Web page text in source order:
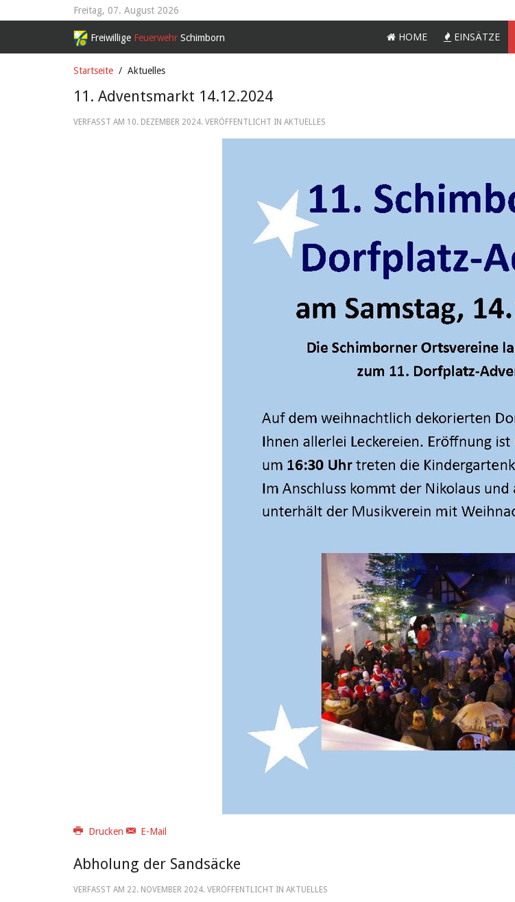
Freitag, 07. August 2026
Freiwillige Feuerwehr Schimborn HOME EINSÄTZE
Startseite Aktuelles
11. Adventsmarkt 14.12.2024
VERFASST AM 10. DEZEMBER 2024. VERÖFFENTLICHT IN AKTUELLES
Drucken E-Mail
Abholung der Sandsäcke
VERFASST AM 22. NOVEMBER 2024. VERÖFFENTLICHT IN AKTUELLES